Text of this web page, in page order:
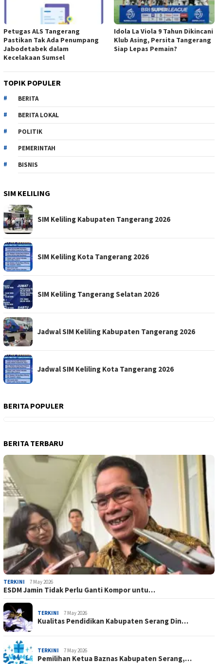
Petugas ALS Tangerang
Pastikan Tak Ada Penumpang
Jabodetabek dalam
Kecelakaan Sumsel
Idola La Viola 9 Tahun Dikincani
Klub Asing, Persita Tangerang
Siap Lepas Pemain?
TOPIK POPULER
BERITA
BERITA LOKAL
POLITIK
PEMERINTAH
BISNIS
SIM KELILING
SIM Keliling Kabupaten Tangerang 2026
SIM Keliling Kota Tangerang 2026
SIM Keliling Tangerang Selatan 2026
Jadwal SIM Keliling Kabupaten Tangerang 2026
Jadwal SIM Keliling Kota Tangerang 2026
BERITA POPULER
BERITA TERBARU
TERKINI 7 May 2026
ESDM Jamin Tidak Perlu Ganti Kompor untu…
TERKINI 7 May 2026
Kualitas Pendidikan Kabupaten Serang Din…
TERKINI 7 May 2026
Pemilihan Ketua Baznas Kabupaten Serang,…